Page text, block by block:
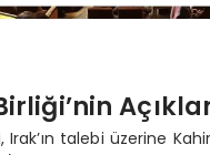
Irak’ın talebi üzerine